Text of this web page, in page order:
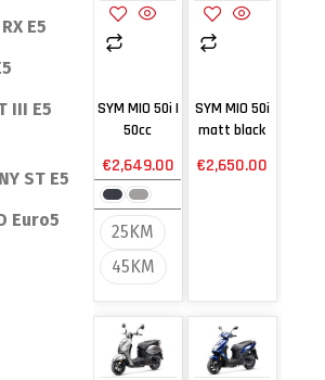
E5
III E5
ST E5
Euro5
SYM MIO 50i |
50cc
€2,649.00
25KM
45KM
SYM MIO 50i
matt black
€2,650.00